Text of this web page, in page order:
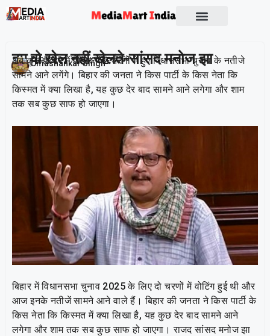
हम वो खेल नहीं खेलते-सांसद मनोज झा
Umashankar Singh
Publish On: 14 November 2025
अब कुछ ही देर में बिहार में 2 चरणों में हुए विधानसभा चुनाव के नतीजे
सामने आने लगेंगे। बिहार की जनता ने किस पार्टी के किस नेता कि
किस्मत में क्या लिखा है, यह कुछ देर बाद सामने आने लगेगा और शाम
तक सब कुछ साफ हो जाएगा।
बिहार में विधानसभा चुनाव 2025 के लिए दो चरणों में वोटिंग हुई थी और
आज इनके नतीजें सामने आने वाले हैं। बिहार की जनता ने किस पार्टी के
किस नेता कि किस्मत में क्या लिखा है, यह कुछ देर बाद सामने आने
लगेगा और शाम तक सब कुछ साफ हो जाएगा। राजद सांसद मनोज झा